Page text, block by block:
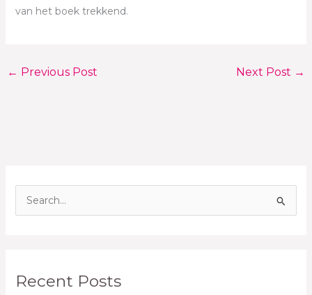
c
Recent Posts
van het boek trekkend.
← Previous Post Next Post →